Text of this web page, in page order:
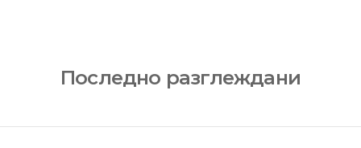
Последно разглеждани